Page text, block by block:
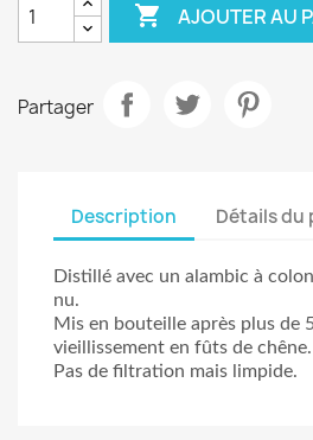
 AJOUTER AU
Partager
Description Détails
Distillé avec un alambic à
nu.
Mis en bouteille après plus de
vieillissement en fûts de chêne.
Pas de filtration mais limpide.